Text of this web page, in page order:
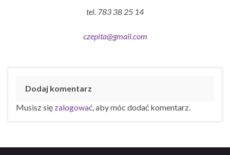
tel. 783 38 25 14
czepita@gmail.com
Dodaj komentarz
Musisz się zalogować , aby móc dodać komentarz.